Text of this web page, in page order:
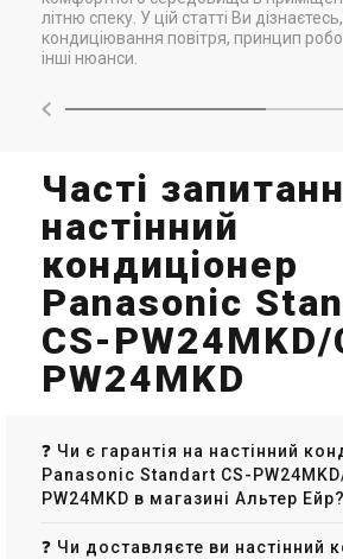
літню спеку. У цій статті Ви
кондиціювання повітря, принцип
інші нюанси.
Часті
настінний
кондиціонер
Panasonic
CS-PW24MKD/
PW24MKD
❓ Чи є гарантія на настінний
Panasonic Standart CS-
PW24MKD в магазині Альтер Ейр?
❓ Чи доставляєте ви настінний